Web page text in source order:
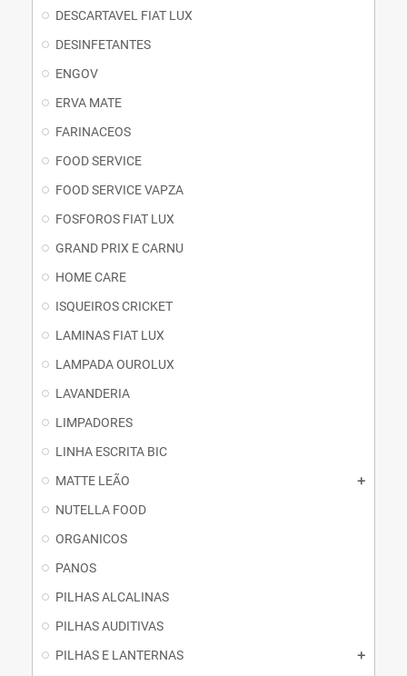
DESCARTAVEL FIAT LUX
DESINFETANTES
ENGOV
ERVA MATE
FARINACEOS
FOOD SERVICE
FOOD SERVICE VAPZA
FOSFOROS FIAT LUX
GRAND PRIX E CARNU
HOME CARE
ISQUEIROS CRICKET
LAMINAS FIAT LUX
LAMPADA OUROLUX
LAVANDERIA
LIMPADORES
LINHA ESCRITA BIC
MATTE LEÃO
NUTELLA FOOD
ORGANICOS
PANOS
PILHAS ALCALINAS
PILHAS AUDITIVAS
PILHAS E LANTERNAS